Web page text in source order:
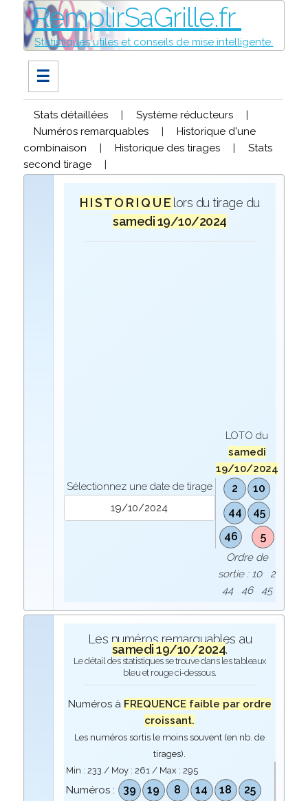
RemplirSaGrille.fr
Statistiques utiles et conseils de mise intelligente.
☰
Stats détaillées | Système réducteurs
|
Numéros remarquables
|
Historique d'une
combinaison
| Historique des tirages |
Stats
second tirage
|
H I S T O R I Q U E lors du tirage du
samedi 19/10/2024
Sélectionnez une date de tirage
LOTO du
samedi
19/10/2024
2
10
44
45
46
5
Ordre de
sortie : 10 2
44 46 45
Les numéros remarquables au
samedi 19/10/2024.
Le détail des statistiques se trouve dans les tableaux
bleu et rouge ci-dessous.
Numéros à FREQUENCE faible par ordre
croissant.
Les numéros sortis le moins souvent (en nb. de
tirages).
Min : 233 / Moy : 261/ Max : 295
Numéros : 39 19 8 14 18
25